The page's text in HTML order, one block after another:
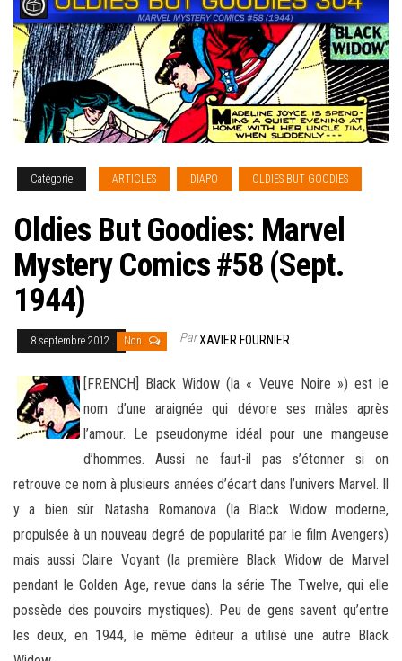
Catégorie ARTICLES DIAPO OLDIES BUT GOODIES
Oldies But Goodies: Marvel
Mystery Comics #58 (Sept.
1944)
8 septembre 2012 Non ParXAVIER FOURNIER
[FRENCH] Black Widow (la « Veuve Noire ») est le
nom d’une araignée qui dévore ses mâles après
l’amour. Le pseudonyme idéal pour une mangeuse
d’hommes. Aussi ne faut-il pas s’étonner si on
retrouve ce nom à plusieurs années d’écart dans l’univers Marvel. Il
y a bien sûr Natasha Romanova (la Black Widow moderne,
propulsée à un nouveau degré de popularité par le film Avengers)
mais aussi Claire Voyant (la première Black Widow de Marvel
pendant le Golden Age, revue dans la série The Twelve, qui elle
possède des pouvoirs mystiques). Peu de gens savent qu’entre
les deux, en 1944, le même éditeur a utilisé une autre Black